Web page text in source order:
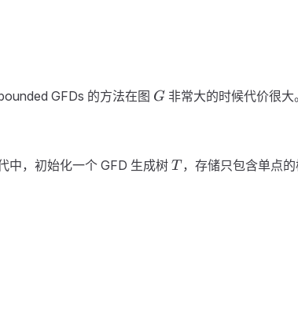
GFDs 的方法在图 G
G 非常大的时候代价很大
中，初始化一个 GFD 生成树T
T，存储只包含单点